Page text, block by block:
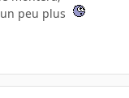
peu plus